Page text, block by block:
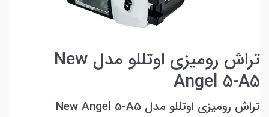
تراش رومیزی اوتللو مدل New
Angel 5-A5
تراش رومیزی اوتللو مدل New Angel 5-A5